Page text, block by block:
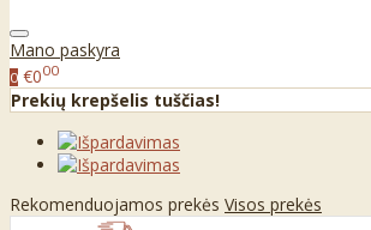
Mano paskyra
0 €000
Prekių krepšelis tuščias!
Rekomenduojamos prekės Visos prekės